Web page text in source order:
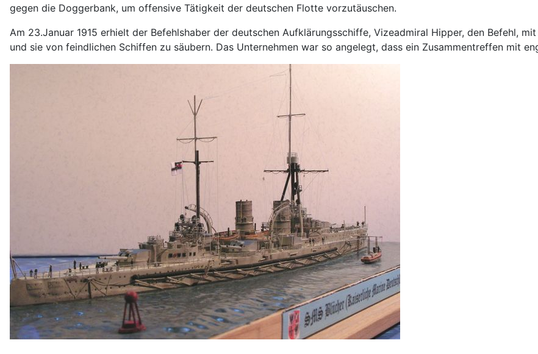
gegen die Doggerbank, um offensive Tätigkeit der deutschen Flotte vorzutäuschen.
Am 23.Januar 1915 erhielt der Befehlshaber der deutschen Aufklärungsschiffe, Vizeadmiral Hipper, den Befehl,
und sie von feindlichen Schiffen zu säubern. Das Unternehmen war so angelegt, dass ein Zusammentreffen mit